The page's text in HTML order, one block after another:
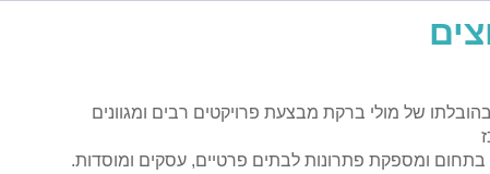
של מולי ברקת מבצעת פרויקטים רבים ומגוונים
בתחום ומספקת פתרונות לבתים פרטיים, עסקים ומוסדות.